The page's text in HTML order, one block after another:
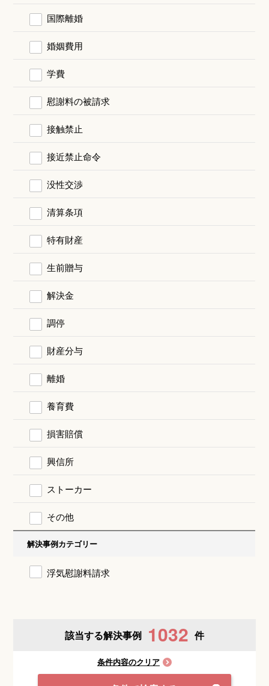
国際離婚
婚姻費用
学費
慰謝料の被請求
接触禁止
接近禁止命令
没性交渉
清算条項
特有財産
生前贈与
解決金
調停
財産分与
離婚
養育費
損害賠償
興信所
ストーカー
その他
解決事例カテゴリー
浮気慰謝料請求
該当する解決事例 1032 件
条件内容のクリア